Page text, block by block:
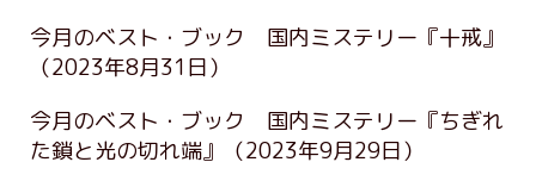
今月のベスト・ブック 国内ミステリー『十戒』
（2023年8月31日）
今月のベスト・ブック 国内ミステリー『ちぎれ
た鎖と光の切れ端』
（2023年9月29日）